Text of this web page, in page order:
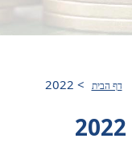
דף הבית >
2022
2022